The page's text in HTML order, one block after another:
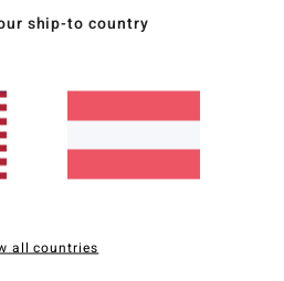
ship-to country
all countries